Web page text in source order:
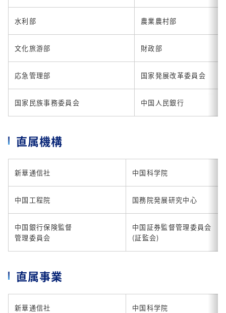
水利部 農業農村部
文化旅游部 財政部
応急管理部 国家発展改革委員会
国家民族事務委員会 中国人民銀行
直属機構
新華通信社 中国科学院
中国工程院 国務院発展研究中心
中国銀行保険監督
管理委員会
中国証券監督管理委員会
(証監会)
直属事業
新華通信社 中国科学院